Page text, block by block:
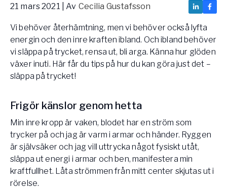
Vården – Yogobe Health & Care
Så stöttar Yogobe patienter, förskrivare och sjukvården
Fysisk aktivitet på recept
Företag
Stöd till arbetsgivare, försäkringsbolag & organisationer
Pausa Smart
Yogobe för yogalärare
Hotell & Konferens
21 mars 2021 | Av Cecilia Gustafsson
Vi behöver återhämtning, men vi behöver också lyfta
energin och den inre kraften ibland. Och ibland behöver
vi släppa på trycket, rensa ut, bli arga. Känna hur glöden
växer inuti. Här får du tips på hur du kan göra just det –
släppa på trycket!
Frigör känslor genom hetta
Min inre kropp är vaken, blodet har en ström som
trycker på och jag är varm i armar och händer. Ryggen
är självsäker och jag vill uttrycka något fysiskt utåt,
släppa ut energi i armar och ben, manifestera min
kraftfullhet. Låta strömmen från mitt center skjutas ut i
rörelse.